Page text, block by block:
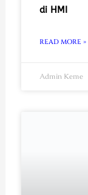
di HMI
READ MORE »
Admin Keme